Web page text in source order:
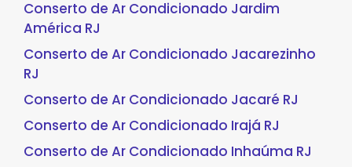
Conserto de Ar Condicionado Jardim
América RJ
Conserto de Ar Condicionado Jacarezinho
RJ
Conserto de Ar Condicionado Jacaré RJ
Conserto de Ar Condicionado Irajá RJ
Conserto de Ar Condicionado Inhaúma RJ